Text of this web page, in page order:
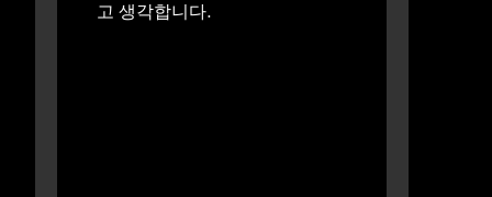
고 생각합니다.